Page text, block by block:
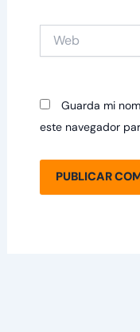
Guarda mi
este navegador